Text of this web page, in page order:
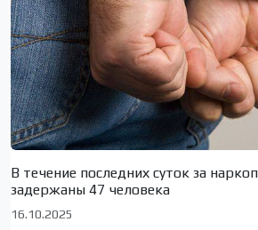
В течение последних суток за
задержаны 47 человека
16.10.2025